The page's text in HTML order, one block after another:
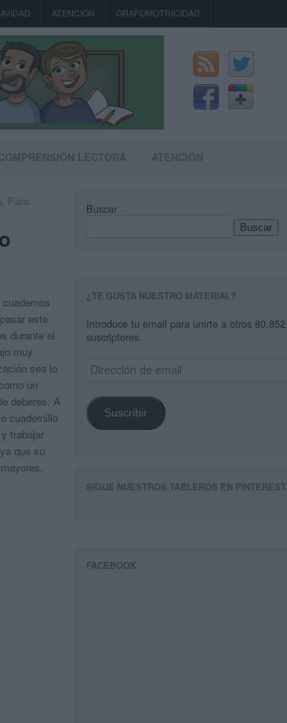
ATENCIÓN GRAFOMOTRICIDAD
LECTORA ATENCIÓN
Para
este
durante el
muy
sea lo
un
deberes. A
cuadernillo
trabajar
que su
Buscar
Buscar
¿TE GUSTA NUESTRO MATERIAL?
Introduce tu email para unirte a otros 80.852
suscriptores.
Dirección
de
Suscribir
SIGUE NUESTROS TABLEROS EN PINTEREST
FACEBOOK